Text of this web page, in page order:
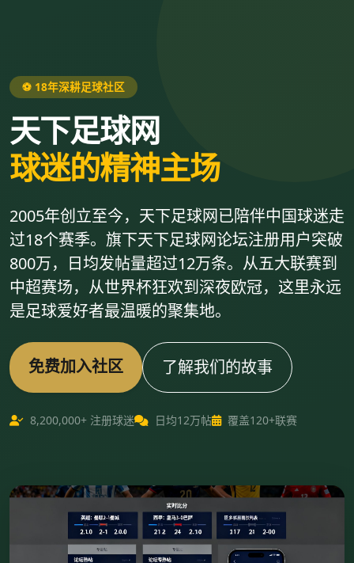
⚽ 18年深耕足球社区
天下足球网
球迷的精神主场
2005年创立至今，天下足球网已陪伴中国球迷走
过18个赛季。旗下天下足球网论坛注册用户突破
800万，日均发帖量超过12万条。从五大联赛到
中超赛场，从世界杯狂欢到深夜欧冠，这里永远
是足球爱好者最温暖的聚集地。
免费加入社区 了解我们的故事
8,200,000+ 注册球迷 日均12万帖 覆盖120+联赛